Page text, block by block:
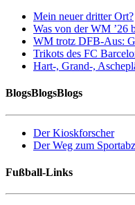
Mein neuer dritter Ort?
Was von der WM ’26
WM trotz DFB-Aus:
Trikots des FC
Hart-, Grand-,
BlogsBlogsBlogs
Der Kioskforscher
Der Weg zum
Fußball-Links